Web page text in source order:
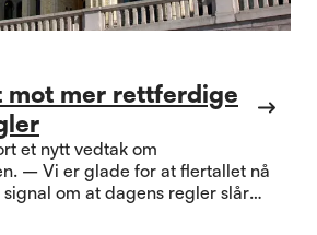
mer rettferdige
et nytt vedtak om
– Vi er glade for at flertallet nå
om at dagens regler slår